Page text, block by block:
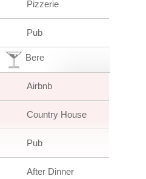
Pizzerie
Pub
Bere
Airbnb
Country House
Pub
After Dinner